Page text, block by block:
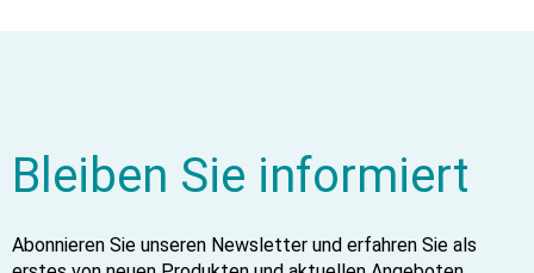
Bleiben Sie informiert
Abonnieren Sie unseren Newsletter und erfahren Sie als